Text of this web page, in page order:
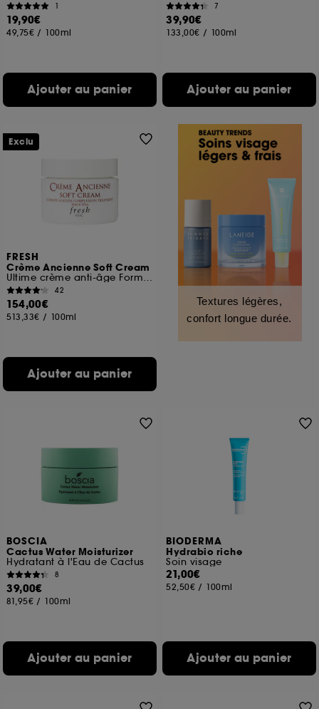
1
19,90€
49,75€ / 100ml
Ajouter au panier
7
39,90€
133,00€ / 100ml
Ajouter au panier
FRESH
Crème Ancienne Soft Cream
Ultime crème anti-âge Format voyage
42
154,00€
513,33€ / 100ml
Ajouter au panier
Exclu
Textures légères,
confort longue durée.
BOSCIA
Cactus Water Moisturizer
Hydratant à l'Eau de Cactus
8
39,00€
81,95€ / 100ml
Ajouter au panier
BIODERMA
Hydrabio riche
Soin visage
21,00€
52,50€ / 100ml
Ajouter au panier